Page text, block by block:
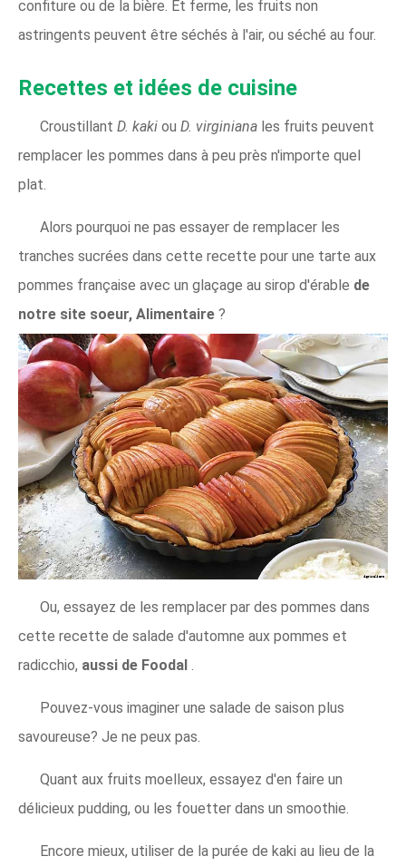
confiture ou de la bière. Et ferme, les fruits non
astringents peuvent être séchés à l'air, ou séché au four.
Recettes et idées de cuisine
Croustillant D. kaki ou D. virginiana les fruits peuvent
remplacer les pommes dans à peu près n'importe quel
plat.
Alors pourquoi ne pas essayer de remplacer les
tranches sucrées dans cette recette pour une tarte aux
pommes française avec un glaçage au sirop d'érable de
notre site soeur, Alimentaire ?
Ou, essayez de les remplacer par des pommes dans
cette recette de salade d'automne aux pommes et
radicchio, aussi de Foodal .
Pouvez-vous imaginer une salade de saison plus
savoureuse? Je ne peux pas.
Quant aux fruits moelleux, essayez d'en faire un
délicieux pudding, ou les fouetter dans un smoothie.
Encore mieux, utiliser de la purée de kaki au lieu de la